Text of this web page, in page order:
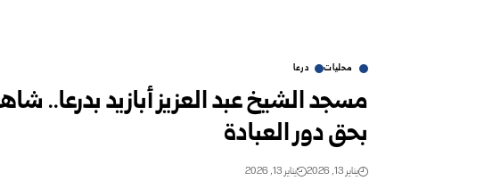
محليات درعا
مسجد الشيخ عبد العزيز أبازيد بدرعا..
بحق دور العبادة
يناير 13, 2026 يناير 13, 2026